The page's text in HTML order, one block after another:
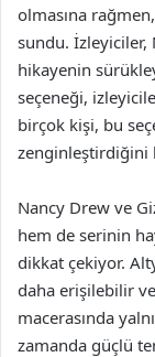
olmasına
sundu.
hikayenin
seçeneği,
birçok kişi, bu
zenginleştirdiğini
Nancy Drew ve
hem de serinin
dikkat çekiyor.
daha erişilebilir
macerasında
zamanda güçlü